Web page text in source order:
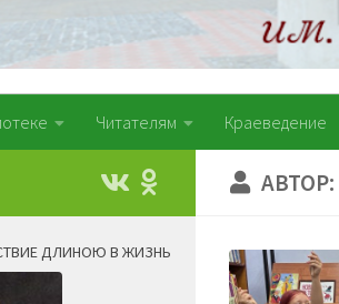
Читателям Краеведение
АВТОР:
ДЛИНОЮ В ЖИЗНЬ